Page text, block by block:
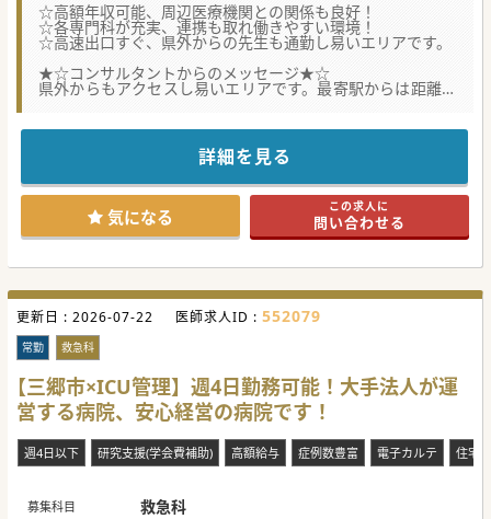
☆高額年収可能、周辺医療機関との関係も良好！
☆各専門科が充実、連携も取れ働きやすい環境！
☆高速出口すぐ、県外からの先生も通勤し易いエリアです。
★☆コンサルタントからのメッセージ★☆
県外からもアクセスし易いエリアです。最寄駅からは距離が
ありますが、
ん車通勤も可能。
外来人数もそれほど多くないので、患者様お一人ずつ丁寧に
スタッフ間のチームワークも非常に良好です。まずは、お気
軽にお問合せください。
#秋入職可
詳細を見る
気になる この求人に
問い合わせる
更新日 : 2026-07-22 医師求人ID : 552079
常勤 救急科
【三郷市×ICU管理】週4日勤務可能！大手法人が運
営する病院、安心経営の病院です！
週4日以下 研究支援(学会費補助) 高額給与 症例数豊富 電子カルテ 住宅
募集科目 救急科